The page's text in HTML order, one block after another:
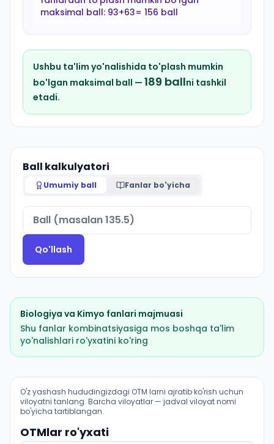
maksimal ball: 93+63= 156 ball
Ushbu ta'lim yo'nalishida to'plash mumkin
bo'lgan maksimal ball — 189 ballni tashkil
etadi.
Ball kalkulyatori
Umumiy ball Fanlar bo'yicha
Qo'llash
Biologiya va Kimyo fanlari majmuasi
Shu fanlar kombinatsiyasiga mos boshqa ta'lim
yo'nalishlari ro'yxatini ko'ring
Davolash ishi (Forish tumani): OTM lar bo'yicha
O'z yashash hududingizdagi OTM larni ajratib ko'rish uchun
viloyatni tanlang. Barcha viloyatlar — jadval viloyat nomi
bo'yicha tartiblangan.
OTMlar ro'yxati